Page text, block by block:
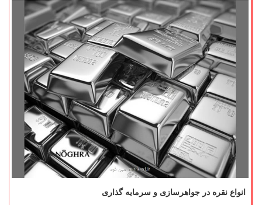
انواع نقره در جواهر سازی و سرمایه گذاری